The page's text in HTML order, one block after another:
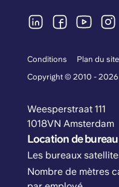
Conditions Plan du site
Copyright © 2010 - 2026
Weesperstraat 111
1018VN Amsterdam
Location de bureau
Les bureaux
Nombre de mètres